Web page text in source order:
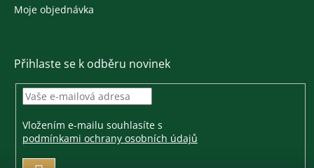
Moje objednávka
Přihlaste se k odběru novinek
Vložením e-mailu souhlasíte s
podmínkami ochrany osobních údajů